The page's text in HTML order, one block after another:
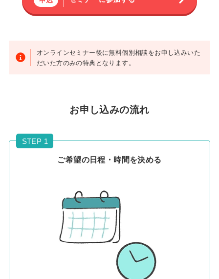
オンラインセミナー後に無料個別相談をお申し込みいた
だいた方のみの特典となります。
お申し込みの流れ
STEP 1
ご希望の日程・時間を決める